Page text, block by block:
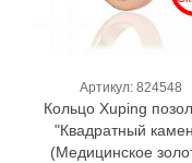
Артикул: 824548
Кольцо Xuping
"Квадратный
(Медицинское